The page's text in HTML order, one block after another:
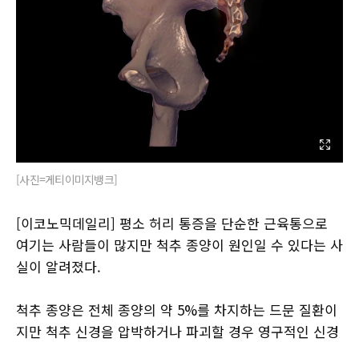
[사진=게티이미지뱅크]
[이코노믹데일리] 평소 허리 통증을 단순한 근육통으로
여기는 사람들이 많지만 척추 종양이 원인일 수 있다는 사
실이 알려졌다.
척추 종양은 전체 종양의 약 5%를 차지하는 드문 질환이
지만 척추 신경을 압박하거나 파괴할 경우 영구적인 신경